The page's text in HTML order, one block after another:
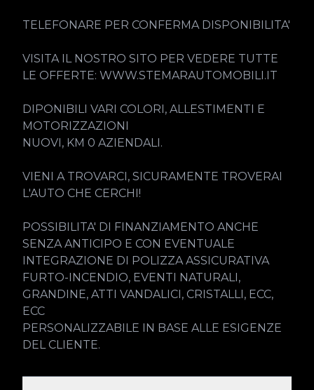
TELEFONARE PER CONFERMA DISPONIBILITA'
VISITA IL NOSTRO SITO PER VEDERE TUTTE
LE OFFERTE: WWW.STEMARAUTOMOBILI.IT
DIPONIBILI VARI COLORI, ALLESTIMENTI E
MOTORIZZAZIONI
NUOVI, KM 0 AZIENDALI.
VIENI A TROVARCI, SICURAMENTE TROVERAI
L'AUTO CHE CERCHI!
POSSIBILITA' DI FINANZIAMENTO ANCHE
SENZA ANTICIPO E CON EVENTUALE
INTEGRAZIONE DI POLIZZA ASSICURATIVA
FURTO-INCENDIO, EVENTI NATURALI,
GRANDINE, ATTI VANDALICI, CRISTALLI, ECC,
ECC
PERSONALIZZABILE IN BASE ALLE ESIGENZE
DEL CLIENTE.